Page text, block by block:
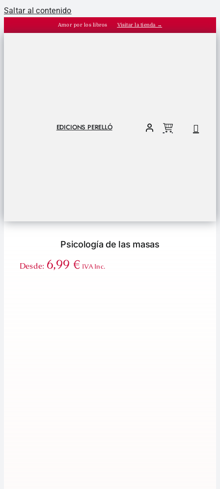
Saltar al contenido
Amor por los libros Visitar la tienda →
EDICIONS PERELLÓ
Psicología de las masas
Desde: 6,99 € IVA Inc.